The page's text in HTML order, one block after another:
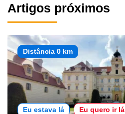
Artigos próximos
Distância 0 km
Eu estava lá Eu quero ir lá